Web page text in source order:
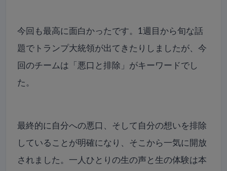
今回も最高に面白かったです。1週目から旬な話
題でトランプ大統領が出てきたりしましたが、今
回のチームは「悪口と排除」がキーワードでし
た。
最終的に自分への悪口、そして自分の想いを排除
していることが明確になり、そこから一気に開放
されました。一人ひとりの生の声と生の体験は本